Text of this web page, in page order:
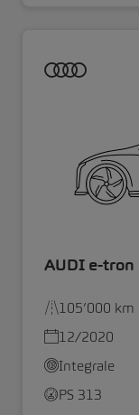
AUDI e-
105’000 km
12/2020
Integrale
PS 313